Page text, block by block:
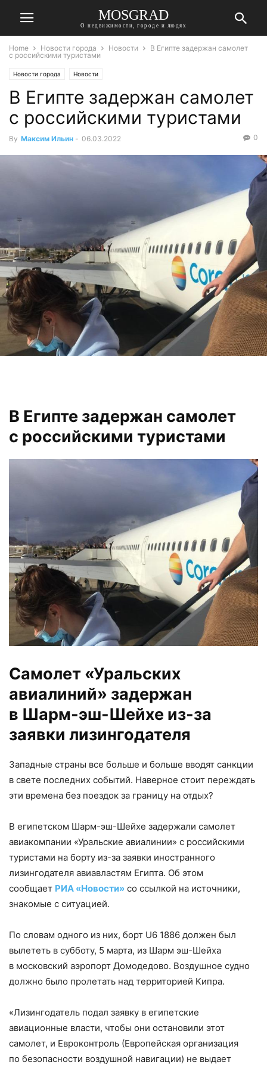
MOSGRAD
О недвижимости, городе и людях
Home Новости города Новости
В Египте задержан самолет
с российскими туристами
Новости города Новости
В Египте задержан самолет
с российскими туристами
By Максим Ильин - 06.03.2022 0
В Египте задержан самолет
с российскими туристами
Самолет «Уральских
авиалиний» задержан
в Шарм-эш-Шейхе из-за
заявки лизингодателя
Западные страны все больше и больше вводят санкции
в свете последних событий. Наверное стоит переждать
эти времена без поездок за границу на отдых?
В египетском Шарм-эш-Шейхе задержали самолет
авиакомпании «Уральские авиалинии» с российскими
туристами на борту из-за заявки иностранного
лизингодателя авиавластям Египта. Об этом
сообщает РИА «Новости» со ссылкой на источники,
знакомые с ситуацией.
По словам одного из них, борт U6 1886 должен был
вылететь в субботу, 5 марта, из Шарм эш-Шейха
в московский аэропорт Домодедово. Воздушное судно
должно было пролетать над территорией Кипра.
«Лизингодатель подал заявку в египетские
авиационные власти, чтобы они остановили этот
самолет, и Евроконтроль (Европейская организация
по безопасности воздушной навигации) не выдает